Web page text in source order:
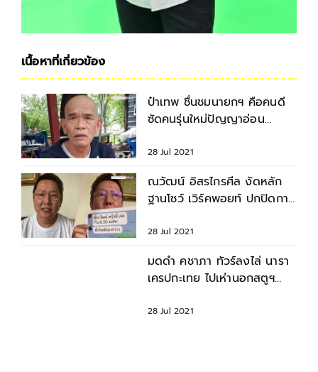
เนื้อหาที่เกี่ยวข้อง
ป๋าเทพ ชื่นชมนายกฯ คือคนดี
ซัดคนรุ่นใหม่ปัญญาอ่อน
28 Jul 2021
ณวัฒน์ อิสรไกรศีล งัดหลัก
ฐานโชว์ เวิร์คพอยท์ ปกปิดการ
28 Jul 2021
มดดำ คชาภา ทัวร์ลงไล่ นารา
เครปกะเทย ไปเห่านอกสตูฯ
28 Jul 2021